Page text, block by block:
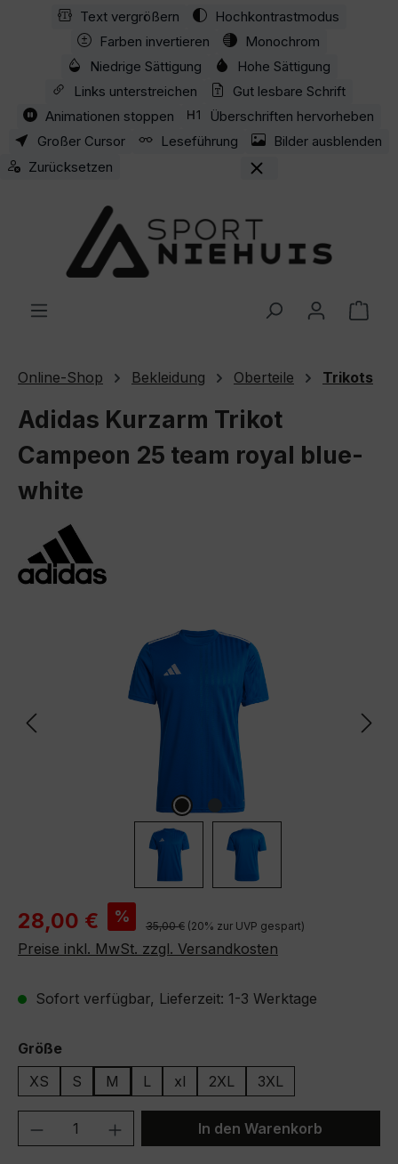
Zum Hauptinhalt springen
Text vergrößern
Hochkontrastmodus
Farben invertieren
Monochrom
Niedrige Sättigung
Hohe Sättigung
Links unterstreichen
Gut lesbare Schrift
Animationen stoppen
Überschriften hervorheben
Großer Cursor
Leseführung
Bilder ausblenden
Zurücksetzen
Online-Shop Bekleidung Oberteile Trikots
Adidas Kurzarm Trikot
Campeon 25 team royal blue-
white
Bildergalerie überspringen
Verkaufspreis:
28,00 € % Regulärer Preis:
35,00 € (20% zur UVP gespart)
Preise inkl. MwSt. zzgl. Versandkosten
Sofort verfügbar, Lieferzeit: 1-3 Werktage
Größeauswählen
XS
S M L xl 2XL 3XL
Produkt Anzahl: Gib denIn den Warenkorb